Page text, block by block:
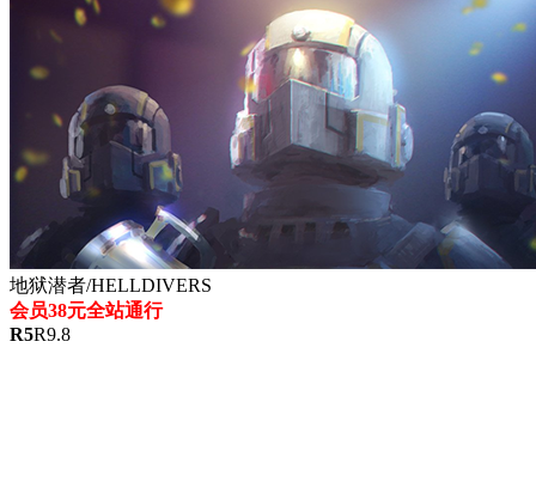
地狱潜者/HELLDIVERS
会员38元全站通行
R5R9.8